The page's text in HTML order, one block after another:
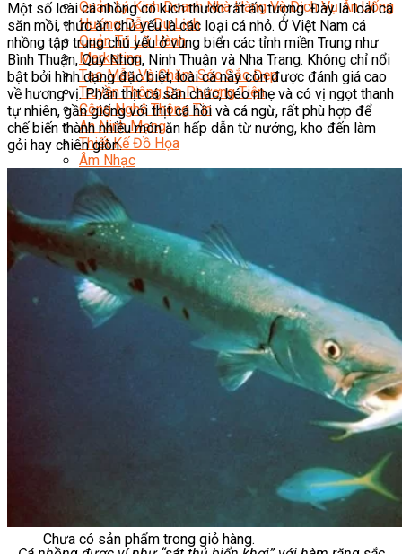
Quản Lý Kinh Doanh Nhà Hàng Và Dịch Vụ Ăn Uống
Hướng Dẫn Du Lịch
Quản Trị Lữ Hành
Marketing
Tạo Mẫu Và Chăm Sóc Sắc Đẹp
Truyền Thông Đa Phương Tiện
Công Nghệ Thông Tin
An Ninh Mạng
Thiết Kế Đồ Họa
Âm Nhạc
Điện Công Nghiệp Và Dân Dụng
Văn Hóa Phổ Thông
Nâng Cao Năng Lực Tiếng Anh – Chuẩn TOEIC
Tin Tức
HỌC BỔNG 2026
Học kỹ năng
Đào Tạo Nghề
Hoạt Động
Văn Hóa Ẩm Thực Việt Nam
Sự Kiện Hướng Nghiệp Á Âu
Siêu Thị ĐVP Market
Chưa có sản phẩm trong giỏ hàng.
Một số loài cá nhồng có kích thước rất ấn tượng. Đây là loài cá
săn mồi, thức ăn chủ yếu là các loại cá nhỏ. Ở Việt Nam cá
nhồng tập trung chủ yếu ở vùng biển các tỉnh miền Trung như
Bình Thuận, Quy Nhơn, Ninh Thuận và Nha Trang. Không chỉ nổi
bật bởi hình dạng đặc biệt, loài cá này còn được đánh giá cao
về hương vị. Phần thịt cá săn chắc, béo nhẹ và có vị ngọt thanh
tự nhiên, gần giống với thịt cá hồi và cá ngừ, rất phù hợp để
chế biến thành nhiều món ăn hấp dẫn từ nướng, kho đến làm
gỏi hay chiên giòn.